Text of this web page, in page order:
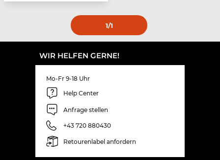
1/1
WIR HELFEN GERNE!
Mo-Fr 9-18 Uhr
Help Center
Anfrage stellen
+43 720 880430
Retourenlabel anfordern